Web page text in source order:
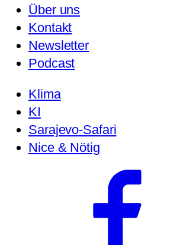
Über uns
Kontakt
Newsletter
Podcast
Klima
KI
Sarajevo-Safari
Nice & Nötig